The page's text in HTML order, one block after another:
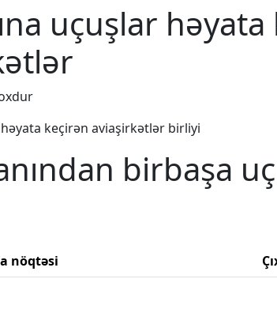
uçuşlar
keçirən aviaşirkətlər birliyi
birbaşa
nöqtəsi